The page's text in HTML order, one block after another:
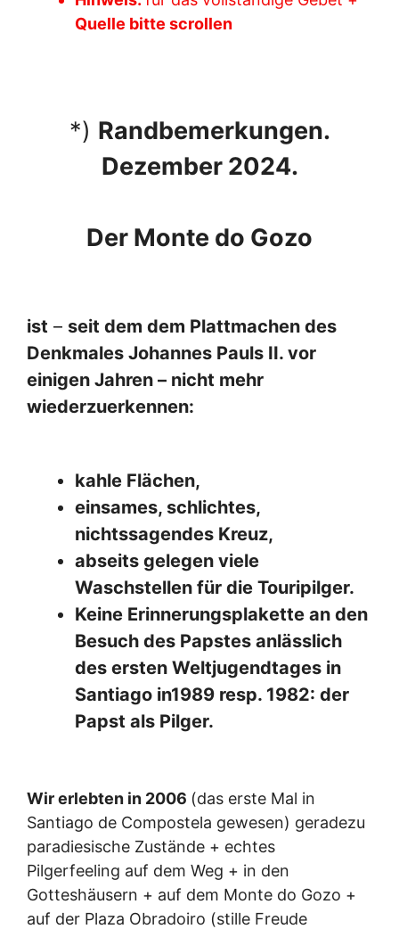
Quelle bitte scrollen
*) Randbemerkungen.
Dezember 2024.
Der Monte do Gozo
ist – seit dem dem Plattmachen des
Denkmales Johannes Pauls II. vor
einigen Jahren – nicht mehr
wiederzuerkennen:
kahle Flächen,
einsames, schlichtes,
nichtssagendes Kreuz,
abseits gelegen viele
Waschstellen für die Touripilger.
Keine Erinnerungsplakette an den
Besuch des Papstes anlässlich
des ersten Weltjugendtages in
Santiago in1989 resp. 1982: der
Papst als Pilger.
Wir erlebten in 2006 (das erste Mal in
Santiago de Compostela gewesen) geradezu
paradiesische Zustände + echtes
Pilgerfeeling auf dem Weg + in den
Gotteshäusern + auf dem Monte do Gozo +
auf der Plaza Obradoiro (stille Freude